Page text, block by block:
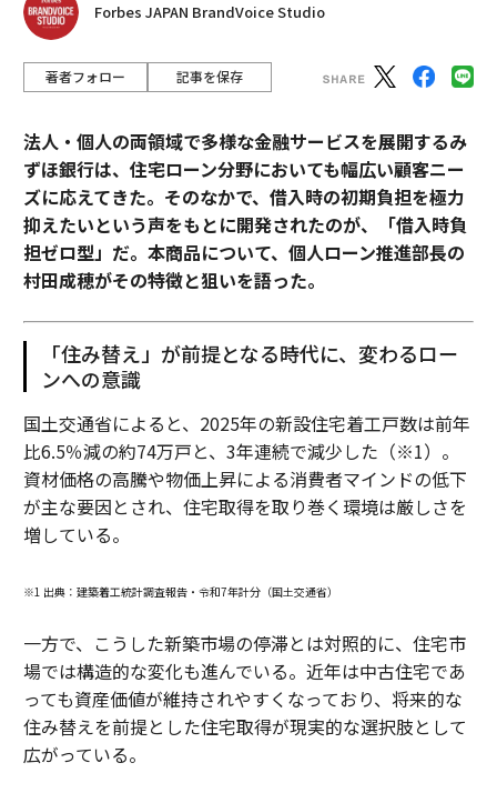
Forbes JAPAN BrandVoice Studio
著者フォロー 記事を保存
法人・個人の両領域で多様な金融サービスを展開するみ
ずほ銀行は、住宅ローン分野においても幅広い顧客ニー
ズに応えてきた。そのなかで、借入時の初期負担を極力
抑えたいという声をもとに開発されたのが、「借入時負
担ゼロ型」だ。本商品について、個人ローン推進部長の
村田成穂がその特徴と狙いを語った。
「住み替え」が前提となる時代に、変わるロー
ンへの意識
国土交通省によると、2025年の新設住宅着工戸数は前年
比6.5％減の約74万戸と、3年連続で減少した（※1）。
資材価格の高騰や物価上昇による消費者マインドの低下
が主な要因とされ、住宅取得を取り巻く環境は厳しさを
増している。
※1 出典：建築着工統計調査報告・令和7年計分（国土交通省）
一方で、こうした新築市場の停滞とは対照的に、住宅市
場では構造的な変化も進んでいる。近年は中古住宅であ
っても資産価値が維持されやすくなっており、将来的な
住み替えを前提とした住宅取得が現実的な選択肢として
広がっている。